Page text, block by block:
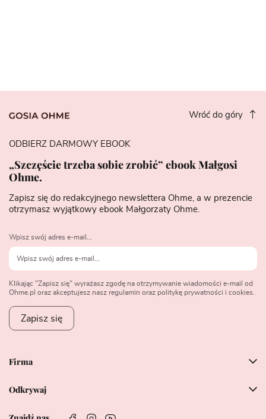
Wróć do góry
Firma
Odkrywaj
ODBIERZ DARMOWY EBOOK
„Szczęście trzeba sobie zrobić” ebook Małgosi
Ohme.
Zapisz się do redakcyjnego newslettera Ohme, a w prezencie
otrzymasz wyjątkowy ebook Małgorzaty Ohme.
Wpisz swój adres e-mail...
Klikając "Zapisz się" wyrażasz zgodę na otrzymywanie wiadomości e-mail od
Ohme.pl oraz akceptujesz nasz regulamin oraz politykę prywatności i cookies.
Zapisz się